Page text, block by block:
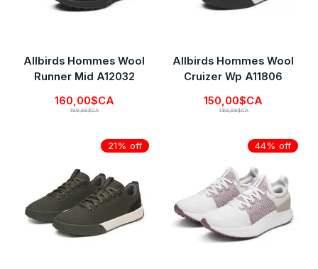
Allbirds Hommes Wool
Runner Mid A12032
160,00$CA
199,99$CA
Allbirds Hommes Wool
Cruizer Wp A11806
150,00$CA
189,99$CA
21% off 44% off